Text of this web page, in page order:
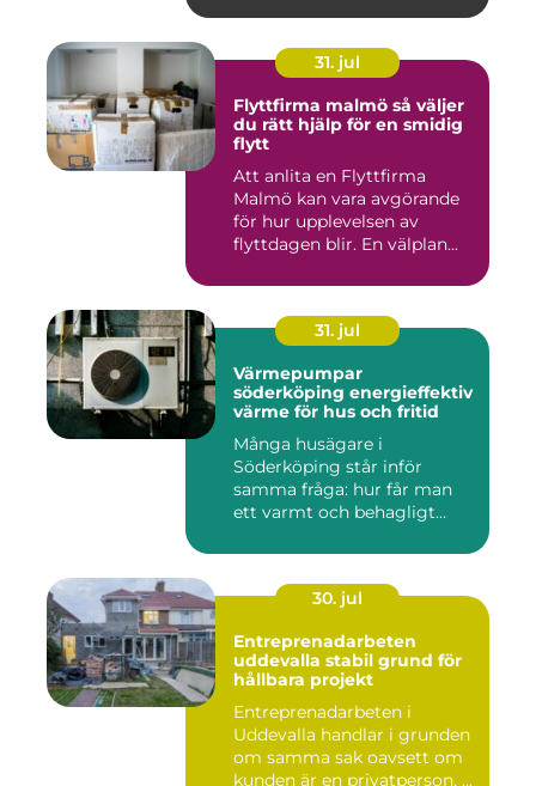
31. jul
Flyttfirma malmö så väljer
du rätt hjälp för en smidig
flytt
Att anlita en Flyttfirma
Malmö kan vara avgörande
för hur upplevelsen av
flyttdagen blir. En välplan...
31. jul
Värmepumpar
söderköping energieffektiv
värme för hus och fritid
Många husägare i
Söderköping står inför
samma fråga: hur får man
ett varmt och behagligt
30. jul
Entreprenadarbeten
uddevalla stabil grund för
hållbara projekt
Entreprenadarbeten i
Uddevalla handlar i grunden
om samma sak oavsett om
kunden är en privatperson, ...